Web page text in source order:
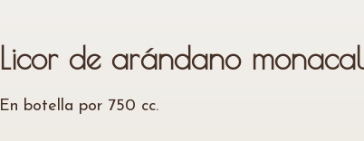
Licor de arándano monacal
En botella por 750 cc.